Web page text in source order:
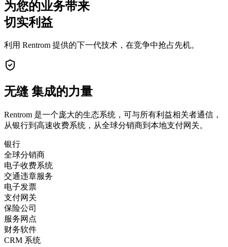
为您的业务带来
切实利益
利用 Rentrom 提供的下一代技术，在竞争中抢占先机。
无缝 集成的力量
Rentrom 是一个庞大的生态系统，可与所有利益相关者通信，
从银行到高速收费系统，从全球分销商到本地支付网关。
银行
全球分销商
电子收费系统
交通违章服务
电子发票
支付网关
保险公司
服务网点
财务软件
CRM 系统